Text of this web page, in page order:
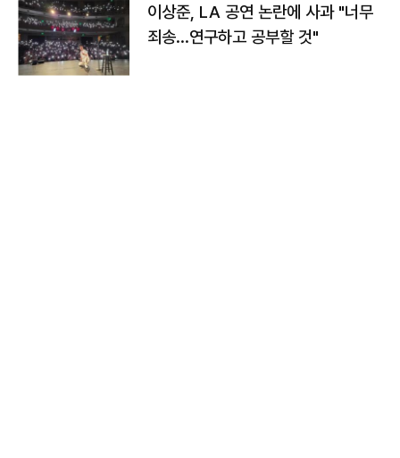
이상준, LA 공연 논란에 사과 "너무
죄송…연구하고 공부할 것"